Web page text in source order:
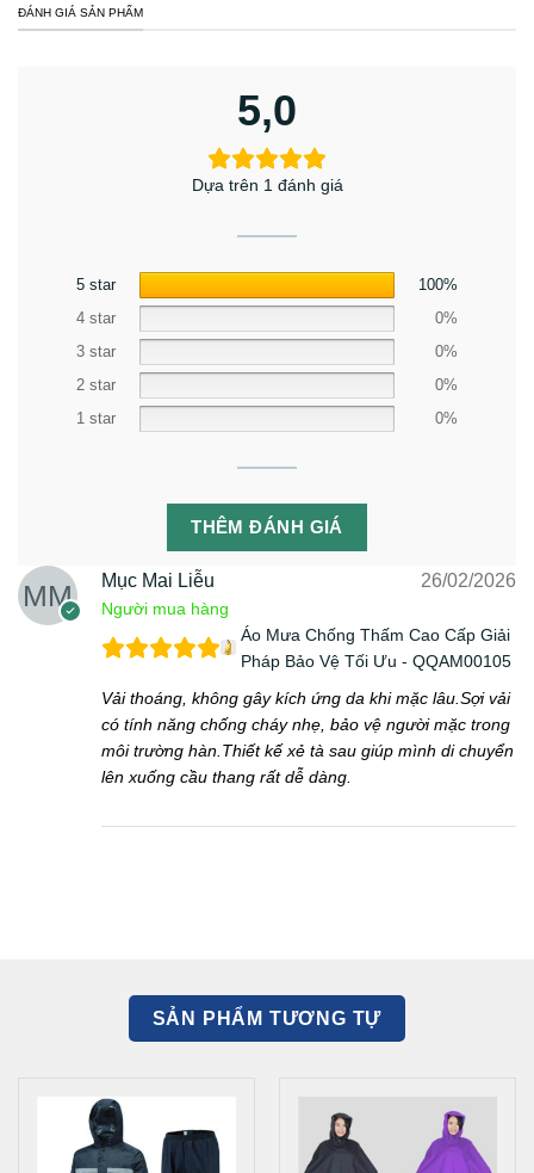
ĐÁNH GIÁ SẢN PHẨM
5,0
Dựa trên 1 đánh giá
5 star
100%
4 star
0%
3 star
0%
2 star
0%
1 star
0%
THÊM ĐÁNH GIÁ
Mục Mai Liễu
Người mua hàng
26/02/2026
Áo Mưa Chống Thấm Cao Cấp Giải
Pháp Bảo Vệ Tối Ưu - QQAM00105
Vải thoáng, không gây kích ứng da khi mặc lâu.Sợi vải
có tính năng chống cháy nhẹ, bảo vệ người mặc trong
môi trường hàn.Thiết kế xẻ tà sau giúp mình di chuyển
lên xuống cầu thang rất dễ dàng.
SẢN PHẨM TƯƠNG TỰ